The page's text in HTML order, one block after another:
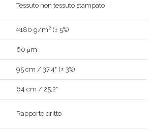
Tessuto non tessuto stampato
≈180 g/m² (± 5%)
60 μm
95 cm / 37,4" (± 3%)
64 cm / 25,2"
Rapporto dritto
ACCEDI
Hai dimenticato la password?
ACCEDI
RECUPERA